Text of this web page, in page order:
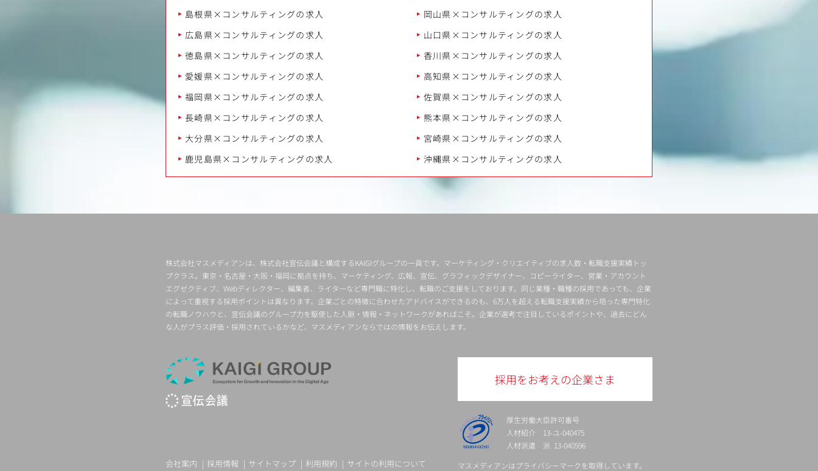
島根県×コンサルティングの求人
岡山県×コンサルティングの求人
広島県×コンサルティングの求人
山口県×コンサルティングの求人
徳島県×コンサルティングの求人
香川県×コンサルティングの求人
愛媛県×コンサルティングの求人
高知県×コンサルティングの求人
福岡県×コンサルティングの求人
佐賀県×コンサルティングの求人
長崎県×コンサルティングの求人
熊本県×コンサルティングの求人
大分県×コンサルティングの求人
宮崎県×コンサルティングの求人
鹿児島県×コンサルティングの求人
沖縄県×コンサルティングの求人
株式会社マスメディアンは、株式会社宣伝会議と構成するKAIGIグループの一員です。マーケティング・クリエイティブの求人数・転職支援実績トッ
プクラス。東京・名古屋・大阪・福岡に拠点を持ち、マーケティング、広報、宣伝、グラフィックデザイナー、コピーライター、営業・アカウント
エグゼクティブ、Webディレクター、編集者、ライターなど専門職に特化し、転職のご支援をしております。同じ業種・職種の採用であっても、企業
によって重視する採用ポイントは異なります。企業ごとの特徴に合わせたアドバイスができるのも、6万人を超える転職支援実績から培った専門特化
の転職ノウハウと、宣伝会議のグループ力を駆使した人脈・情報・ネットワークがあればこそ。企業が選考で注目しているポイントや、過去にどん
な人がプラス評価・採用されているかなど、マスメディアンならではの情報をお伝えします。
採用をお考えの企業さま
厚生労働大臣許可番号
人材紹介 13-ユ-040475
人材派遣 派 13-040596
マスメディアンはプライバシーマークを取得しています。
会社案内 採用情報 サイトマップ 利用規約 サイトの利用について